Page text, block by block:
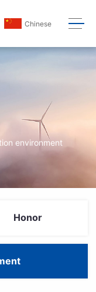
Chinese
environment
Honor